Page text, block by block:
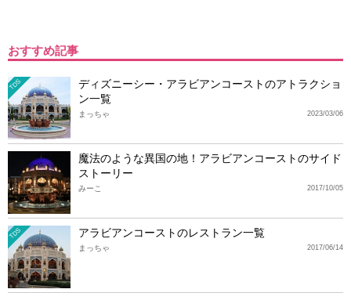
おすすめ記事
TDS
ディズニーシー・アラビアンコーストのアトラクショ
ン一覧
2023/03/06
まっちゃ
魔法のような異国の地！アラビアンコーストのサイド
ストーリー
2017/10/05
みーこ
TDS アラビアンコーストのレストラン一覧
2017/06/14
まっちゃ